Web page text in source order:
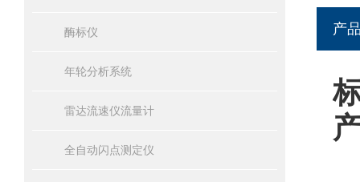
酶标仪
年轮分析系统
雷达流速仪流量计
全自动闪点测定仪
产